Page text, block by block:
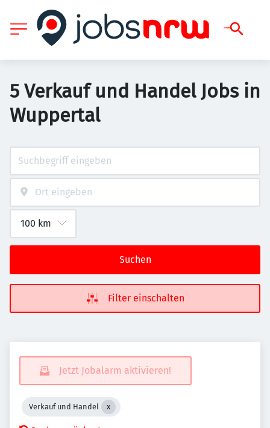
5 Verkauf und Handel Jobs in
Wuppertal
Suchen
Filter einschalten
Jetzt Jobalarm aktivieren!
Verkauf und Handel